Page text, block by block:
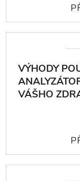
VÝHODY
VÁŠHO